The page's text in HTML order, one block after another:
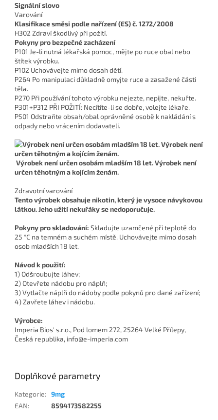
Signální slovo
Varování
Klasifikace směsi podle nařízení (ES) č. 1272/2008
H302 Zdraví škodlivý při požití.
Pokyny pro bezpečné zacházení
P101 Je-li nutná lékařská pomoc, mějte po ruce obal nebo
štítek výrobku.
P102 Uchovávejte mimo dosah dětí.
P264 Po manipulaci důkladně omyjte ruce a zasažené části
těla.
P270 Při používání tohoto výrobku nejezte, nepijte, nekuřte.
P301+P312 PŘI POŽITÍ: Necítíte-li se dobře, volejte lékaře.
P501 Odstraňte obsah/obal oprávněné osobě k nakládání s
odpady nebo vrácením dodavateli.
Výrobek není určen osobám mladším 18 let. Výrobek není
určen těhotným a kojícím ženám.
Zdravotní varování
Tento výrobek obsahuje nikotin, který je vysoce návykovou
látkou. Jeho užití nekuřáky se nedoporučuje.
Pokyny pro skladování: Skladujte uzamčené při teplotě do
25 °C na temném a suchém místě. Uchovávejte mimo dosah
osob mladších 18 let.
Návod k použití:
1) Odšroubujte láhev;
2) Otevřete nádobu pro náplň;
3) Vytlačte náplň do nádoby podle pokynů pro dané zařízení;
4) Zavřete láhev i nádobu.
Výrobce:
Imperia Bios' s.r.o., Pod lomem 272, 25264 Velké Přílepy,
Česká republika, info@e-imperia.com
Doplňkové parametry
Kategorie: 9mg
EAN: 8594173582255